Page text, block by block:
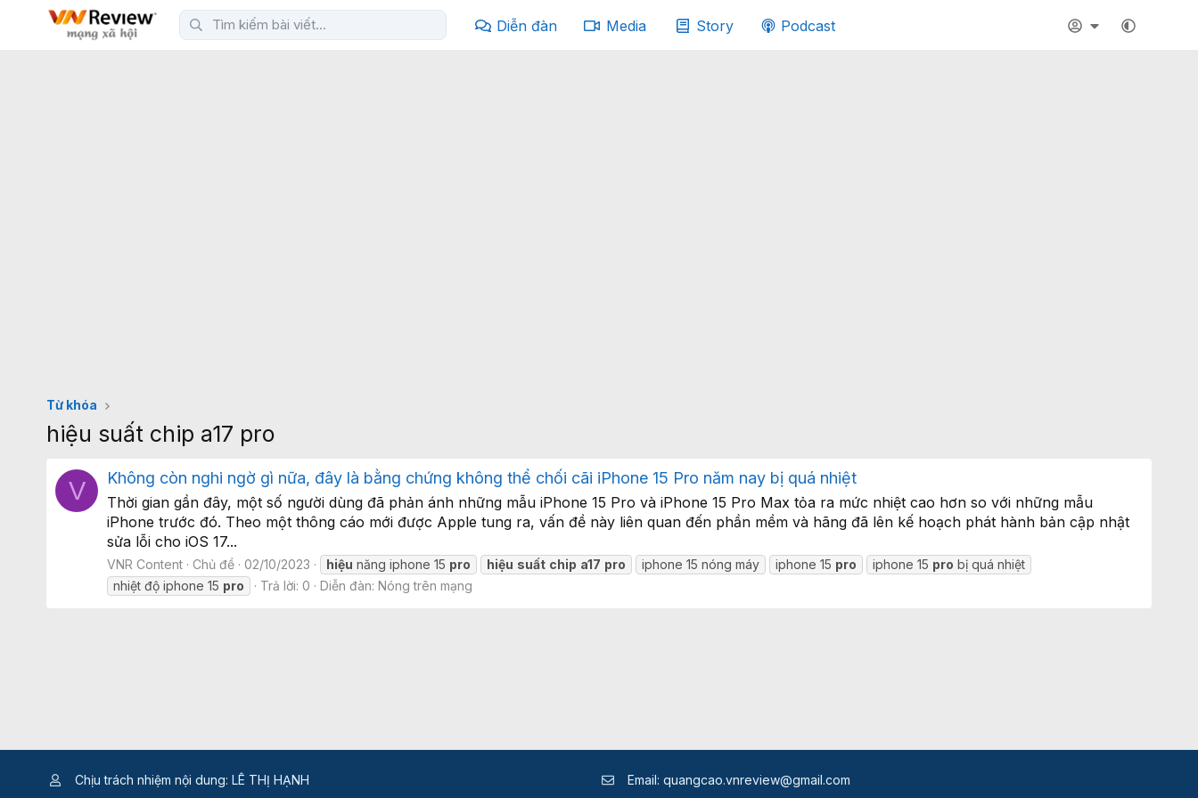
Diễn đàn Media Story Podcast
Từ khóa
hiệu suất chip a17 pro
V Không còn nghi ngờ gì nữa, đây là bằng chứng không thể chối cãi iPhone 15 Pro năm nay bị quá nhiệt
Thời gian gần đây, một số người dùng đã phản ánh những mẫu iPhone 15 Pro và iPhone 15 Pro Max tỏa ra mức nhiệt cao hơn so với những mẫu
iPhone trước đó. Theo một thông cáo mới được Apple tung ra, vấn đề này liên quan đến phần mềm và hãng đã lên kế hoạch phát hành bản cập nhật
sửa lỗi cho iOS 17...
VNR Content Chủ đề 02/10/2023 hiệu năng iphone 15 pro hiệu suất chip a17 pro iphone 15 nóng máy iphone 15 pro iphone 15 pro bị quá nhiệt
nhiệt độ iphone 15 pro Trả lời: 0 Diễn đàn: Nóng trên mạng
Chịu trách nhiệm nội dung: LÊ THỊ HẠNH Email: quangcao.vnreview@gmail.com